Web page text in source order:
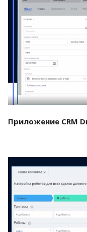
Приложение CRM